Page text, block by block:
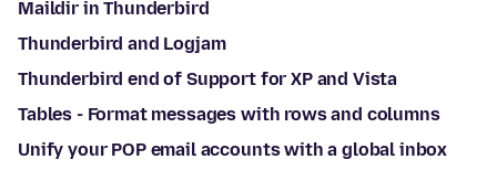
Maildir in Thunderbird
Thunderbird and Logjam
Thunderbird end of Support for XP and Vista
Tables - Format messages with rows and columns
Unify your POP email accounts with a global inbox